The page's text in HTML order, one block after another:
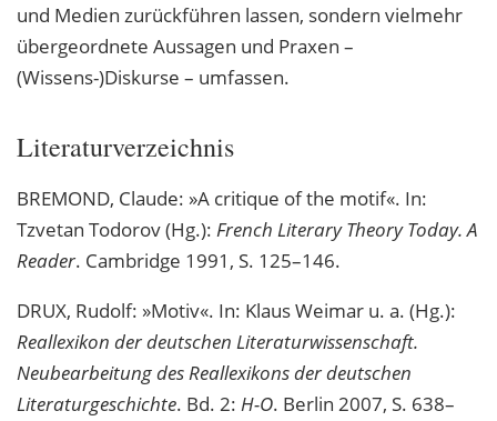
und Medien zurückführen lassen, sondern vielmehr
übergeordnete Aussagen und Praxen –
(Wissens-)Diskurse – umfassen.
Literaturverzeichnis
BREMOND, Claude: »A critique of the motif«. In:
Tzvetan Todorov (Hg.): French Literary Theory Today. A
Reader. Cambridge 1991, S. 125–146.
DRUX, Rudolf: »Motiv«. In: Klaus Weimar u. a. (Hg.):
Reallexikon der deutschen Literaturwissenschaft.
Neubearbeitung des Reallexikons der deutschen
Literaturgeschichte. Bd. 2: H-O. Berlin 2007, S. 638–